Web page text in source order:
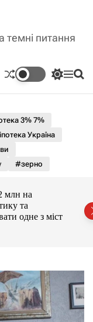
темні питання
П
м
к
к
р
р
е
ж
и
м
М П
3% 7%
Україна
#зерно
млн на
та
одне з міст